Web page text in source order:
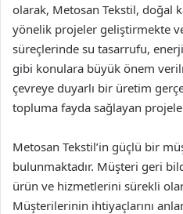
olarak, Metosan Tekstil, doğal
yönelik projeler geliştirmekte
süreçlerinde su tasarrufu,
gibi konulara büyük önem
çevreye duyarlı bir üretim
topluma fayda sağlayan
Metosan Tekstil’in güçlü bir
bulunmaktadır. Müşteri geri
ürün ve hizmetlerini sürekli
Müşterilerinin ihtiyaçlarını